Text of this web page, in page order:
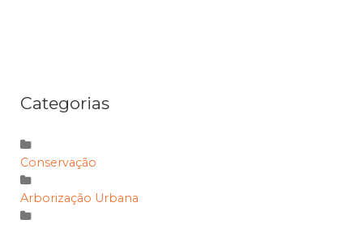
Categorias
Conservação
Arborização Urbana